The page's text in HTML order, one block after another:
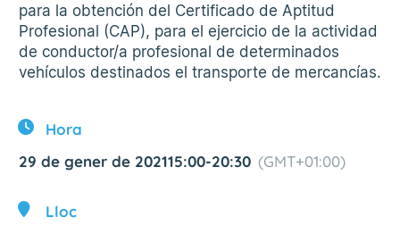
para la obtención del Certificado de Aptitud
Profesional (CAP), para el ejercicio de la actividad
de conductor/a profesional de determinados
vehículos destinados el transporte de mercancías.
Hora
29 de gener de 202115:00-20:30 (GMT+01:00)
Lloc